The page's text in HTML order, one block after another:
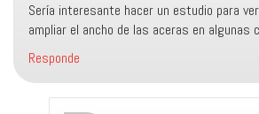
Sería interesante hacer un estudio para
ampliar el ancho de las aceras en algunas
Responde